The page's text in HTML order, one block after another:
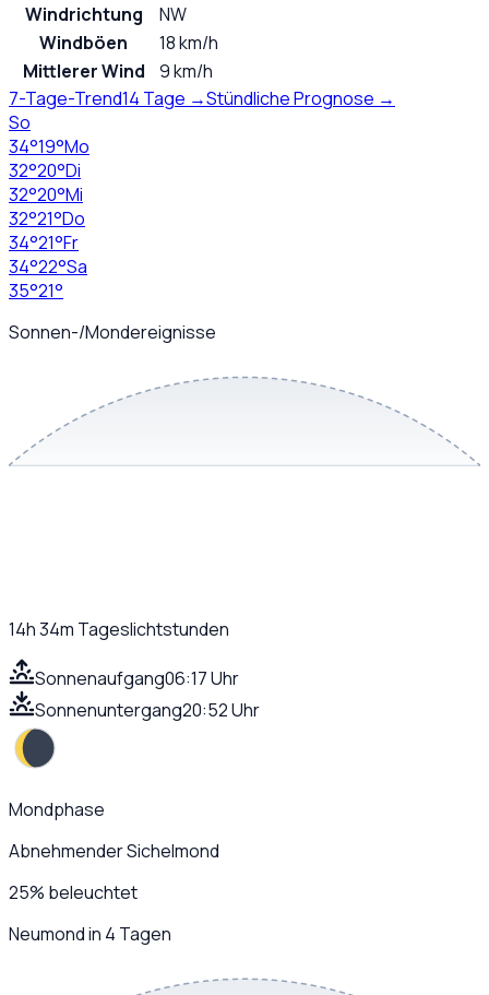
Windrichtung
NW
Windböen
18 km/h
Mittlerer Wind
9 km/h
7-Tage-Trend14 Tage →Stündliche Prognose →
So
34°19°Mo
32°20°Di
32°20°Mi
32°21°Do
34°21°Fr
34°22°Sa
35°21°
Sonnen-/Mondereignisse
14h 34m Tageslichtstunden
Sonnenaufgang06:17 Uhr
Sonnenuntergang20:52 Uhr
Mondphase
Abnehmender Sichelmond
25% beleuchtet
Neumond in 4 Tagen